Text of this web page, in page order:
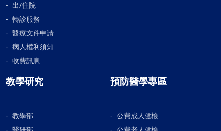
出/住院
轉診服務
醫療文件申請
病人權利須知
收費訊息
教學研究
教學部
預防醫學專區
公費成人健檢